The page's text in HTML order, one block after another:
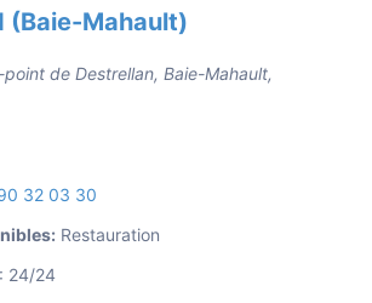
(Baie-Mahault)
point de Destrellan, Baie-Mahault,
32 03 30
Restauration
24/24